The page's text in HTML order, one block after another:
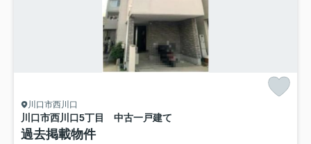
川口市西川口
川口市西川口5丁目 中古一戸建て
過去掲載物件